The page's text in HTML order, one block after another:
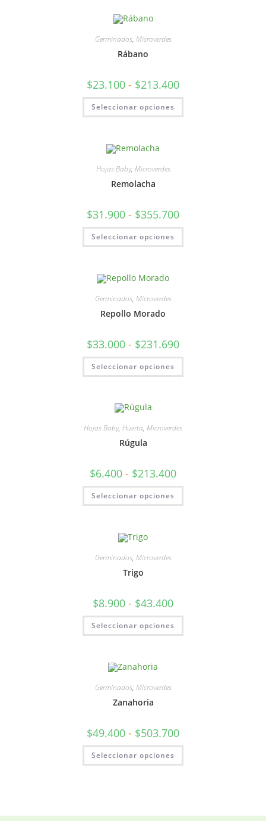
Germinados, Microverdes
Rábano
$23.100 - $213.400
Seleccionar opciones
Hojas Baby, Microverdes
Remolacha
$31.900 - $355.700
Seleccionar opciones
Germinados, Microverdes
Repollo Morado
$33.000 - $231.690
Seleccionar opciones
Hojas Baby, Huerta, Microverdes
Rúgula
$6.400 - $213.400
Seleccionar opciones
Germinados, Microverdes
Trigo
$8.900 - $43.400
Seleccionar opciones
Germinados, Microverdes
Zanahoria
$49.400 - $503.700
Seleccionar opciones